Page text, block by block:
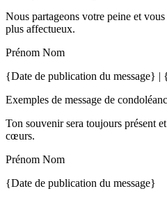
Nous partageons votre peine et
plus affectueux.
Prénom Nom
{Date de publication du message} |
Exemples de message de
Ton souvenir sera toujours présent
cœurs.
Prénom Nom
{Date de publication du message}